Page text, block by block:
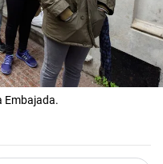
Embajada.